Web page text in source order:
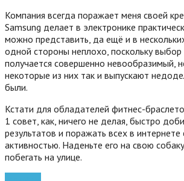
Компания всегда поражает меня своей
Samsung делает в электронике
можно представить, да ещё и в
одной стороны неплохо, поскольку выбор
получается совершенно невообразимый,
некоторые из них так и выпускают
были.
Кстати для обладателей фитнес-
1 совет, как, ничего не делая, быстро
результатов и поражать всех в интернете
активностью. Наденьте его на свою
побегать на улице.